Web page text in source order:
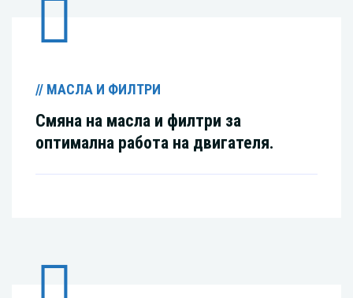
// МАСЛА И ФИЛТРИ
Смяна на масла и филтри за
оптимална работа на двигателя.